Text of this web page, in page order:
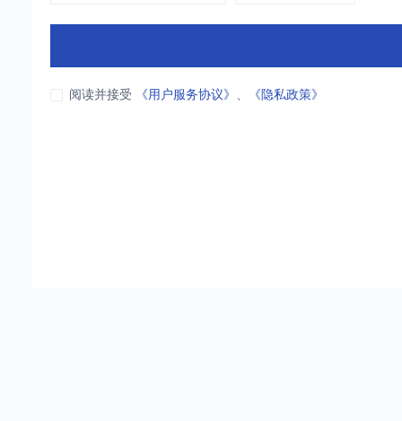
阅读并接受 《用户服务协议》 、 《隐私政策》